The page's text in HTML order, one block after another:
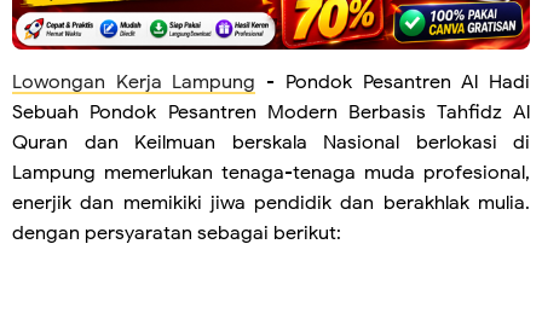
Lowongan Kerja Lampung - Pondok Pesantren Al Hadi
Sebuah Pondok Pesantren Modern Berbasis Tahfidz Al
Quran dan Keilmuan berskala Nasional berlokasi di
Lampung memerlukan tenaga-tenaga muda profesional,
enerjik dan memikiki jiwa pendidik dan berakhlak mulia.
dengan persyaratan sebagai berikut: